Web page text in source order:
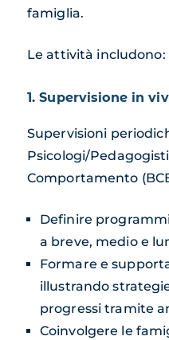
famiglia.
Le attività includono:
1. Supervisione in
Supervisioni
Psicologi/
Comportamento
Definire
a breve, medio e
Formare e
illustrando
progressi tramite
Coinvolgere le